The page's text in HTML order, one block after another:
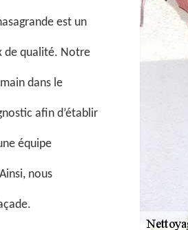
est un
de qualité. Notre
dans le
afin d’établir
équipe
nous